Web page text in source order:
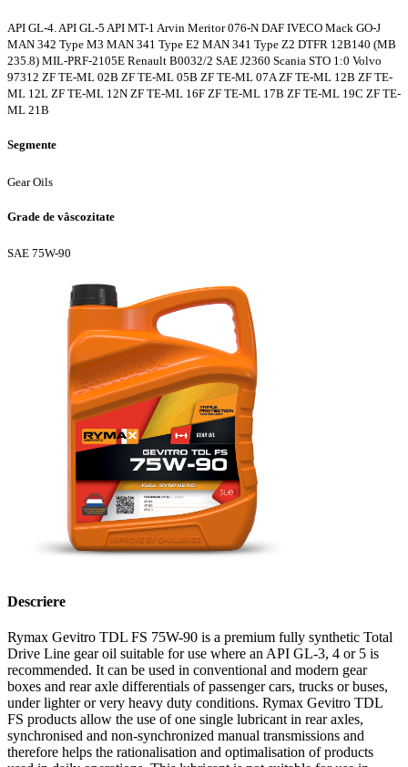
API GL-4. API GL-5 API MT-1 Arvin Meritor 076-N DAF IVECO Mack GO-J
MAN 342 Type M3 MAN 341 Type E2 MAN 341 Type Z2 DTFR 12B140 (MB
235.8) MIL-PRF-2105E Renault B0032/2 SAE J2360 Scania STO 1:0 Volvo
97312 ZF TE-ML 02B ZF TE-ML 05B ZF TE-ML 07AZF TE-ML 12B ZF TE-
ML 12L ZF TE-ML 12N ZF TE-ML 16F ZF TE-ML 17B ZF TE-ML 19C ZF TE-
ML 21B
Segmente
Gear Oils
Grade de vâscozitate
SAE 75W-90
Descriere
Rymax Gevitro TDL FS 75W-90 is a premium fully synthetic Total
Drive Line gear oil suitable for use where an API GL-3, 4 or 5 is
recommended. It can be used in conventional and modern gear
boxes and rear axle differentials of passenger cars, trucks or buses,
under lighter or very heavy duty conditions. Rymax Gevitro TDL
FS products allow the use of one single lubricant in rear axles,
synchronised and non-synchronized manual transmissions and
therefore helps the rationalisation and optimalisation of products